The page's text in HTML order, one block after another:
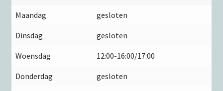
Maandag gesloten
Dinsdag gesloten
Woensdag 12:00-16:00/17:00
Donderdag gesloten